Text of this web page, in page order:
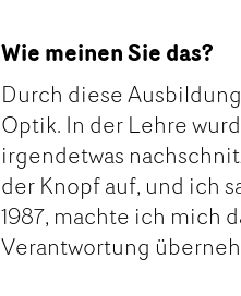
Wie meinen Sie das?
Durch diese
Optik. In der Lehre
irgendetwas
der Knopf auf, und ich
1987, machte ich mich
Verantwortung